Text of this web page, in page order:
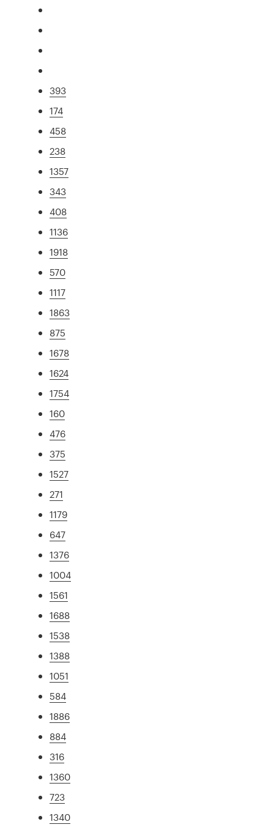
393
174
458
238
1357
343
408
1136
1918
570
1117
1863
875
1678
1624
1754
160
476
375
1527
271
1179
647
1376
1004
1561
1688
1538
1388
1051
584
1886
884
316
1360
723
1340